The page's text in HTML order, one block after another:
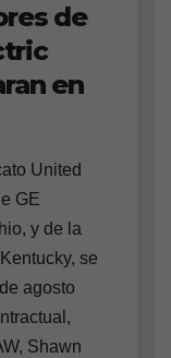
de
en
United
GE
y de la
se
agosto
Shawn